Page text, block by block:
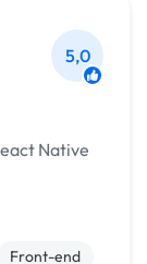
5,0
Native
Front-end